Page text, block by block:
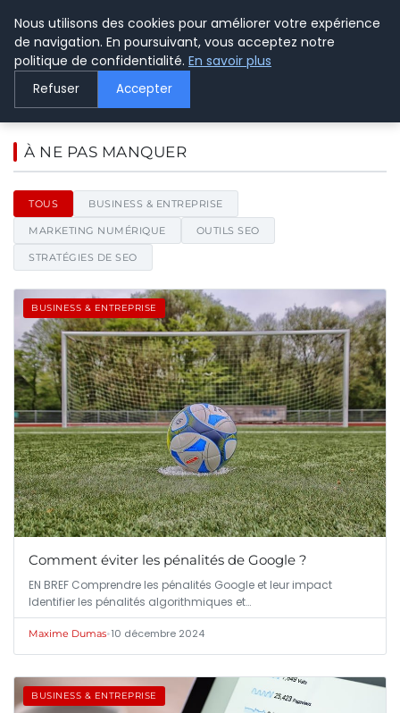
LE WEBMARKETING
Le Webmarketing - Blog
À NE PAS MANQUER
TOUS BUSINESS & ENTREPRISE
MARKETING NUMÉRIQUE OUTILS SEO
STRATÉGIES DE SEO
BUSINESS & ENTREPRISE
Comment éviter les pénalités de Google ?
EN BREF Comprendre les pénalités Google et leur impact
Identifier les pénalités algorithmiques et…
Maxime Dumas•10 décembre 2024
BUSINESS & ENTREPRISE
Nous utilisons des cookies pour améliorer votre expérience
de navigation. En poursuivant, vous acceptez notre
politique de confidentialité. En savoir plus
Refuser Accepter